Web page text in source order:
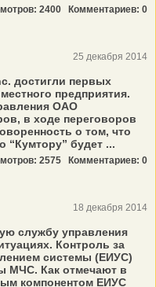
2400 Комментариев: 0
25 декабря 2014
достигли первых
предприятия.
ОАО
в ходе переговоров
о том, что
“Кумтору” будет ...
2575 Комментариев: 0
18 декабря 2014
службу управления
Контроль за
системы (ЕИУС)
МЧС. Как отмечают в
компонентом ЕИУС